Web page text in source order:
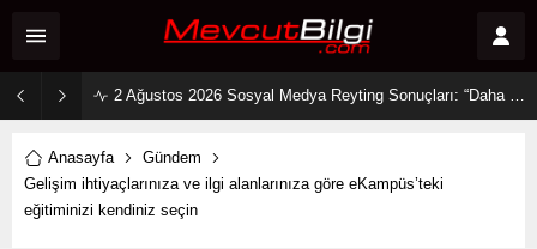
2 Ağustos 2026 Sosyal Medya Reyting Sonuçları: “Daha 17” Ekranlara Ambargo Koydu!
Anasayfa
Gündem
Gelişim ihtiyaçlarınıza ve ilgi alanlarınıza göre eKampüs’teki
eğitiminizi kendiniz seçin